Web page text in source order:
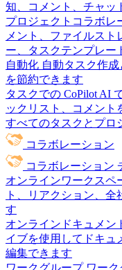
知、コメント、チャッ
プロジェクトコラボレ
メント、ファイルス
ー、タスクテンプレー
自動化 自動タスク作
を節約できます
タスクでの CoPilot AI
ックリスト、コメント
すべてのタスクとプロ
コラボレーション
コラボレーション
オンラインワークスペ
ト、リアクション、
す
オンラインドキュメン
イブを使用してドキュ
編集できます
ワークグループ ワー